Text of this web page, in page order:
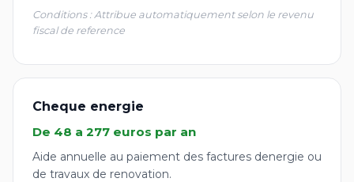
Conditions : Attribue automatiquement selon le revenu
fiscal de reference
Cheque energie
De 48 a 277 euros par an
Aide annuelle au paiement des factures denergie ou
de travaux de renovation.